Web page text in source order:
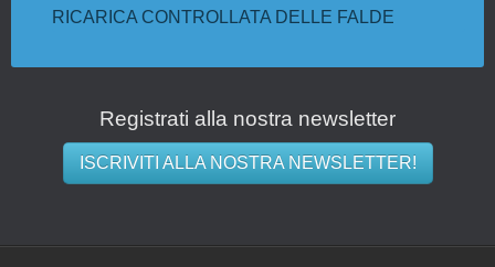
RICARICA CONTROLLATA DELLE FALDE
Registrati alla nostra newsletter
ISCRIVITI ALLA NOSTRA NEWSLETTER!